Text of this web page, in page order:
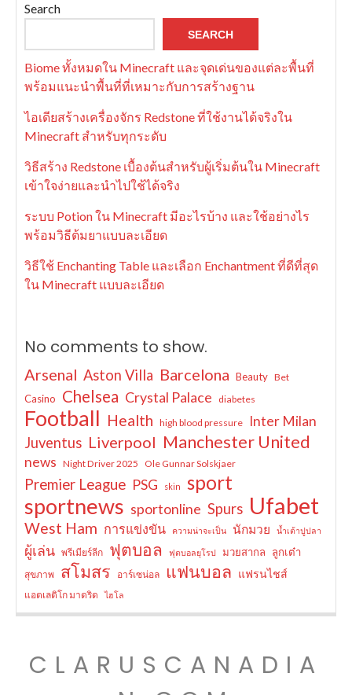
Search
SEARCH
Biome ทั้งหมดใน Minecraft และจุดเด่นของแต่ละพื้นที่
พร้อมแนะนำพื้นที่ที่เหมาะกับการสร้างฐาน
ไอเดียสร้างเครื่องจักร Redstone ที่ใช้งานได้จริงใน
Minecraft สำหรับทุกระดับ
วิธีสร้าง Redstone เบื้องต้นสำหรับผู้เริ่มต้นใน Minecraft
เข้าใจง่ายและนำไปใช้ได้จริง
ระบบ Potion ใน Minecraft มีอะไรบ้าง และใช้อย่างไร
พร้อมวิธีต้มยาแบบละเอียด
วิธีใช้ Enchanting Table และเลือก Enchantment ที่ดีที่สุด
ใน Minecraft แบบละเอียด
No comments to show.
Arsenal Aston Villa Barcelona Beauty Bet
Casino Chelsea Crystal Palace diabetes
Football Health high blood pressure Inter Milan
Juventus Liverpool Manchester United
news Night Driver 2025 Ole Gunnar Solskjaer
Premier League PSG skin sport
sportnews sportonline Spurs Ufabet
West Ham การแข่งขัน ความน่าจะเป็น นักมวย น้ำเต้าปูปลา
ผู้เล่น พรีเมียร์ลีก ฟุตบอล ฟุตบอลยุโรป มวยสากล ลูกเต๋า
สุขภาพ สโมสร อาร์เซน่อล แฟนบอล แฟรนไชส์
แอตเลติโก มาดริด ไฮโล
CLARUSCANADIA